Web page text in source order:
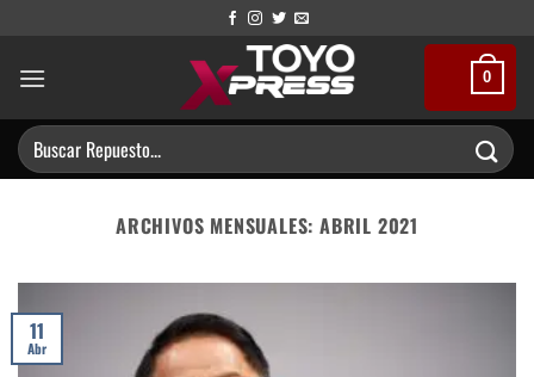
contenido
0
Buscar
por:
ARCHIVOS MENSUALES: ABRIL 2021
11
Abr